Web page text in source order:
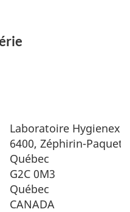
Laboratoire Hygienex
6400, Zéphirin-Paquet
Québec
G2C 0M3
Québec
CANADA